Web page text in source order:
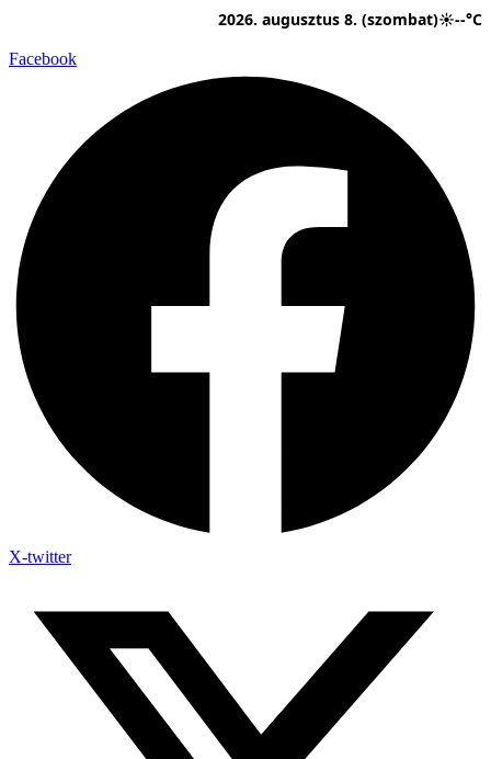
tartalomhoz
2026. augusztus 8. (szombat)☀--°C
Facebook
X-twitter